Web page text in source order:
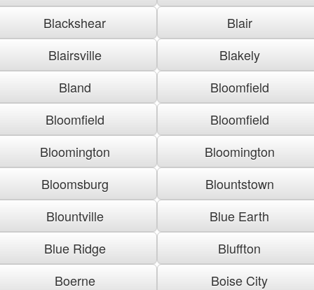
Blackshear
Blair
Blairsville
Blakely
Bland
Bloomfield
Bloomfield
Bloomfield
Bloomington
Bloomington
Bloomsburg
Blountstown
Blountville
Blue Earth
Blue Ridge
Bluffton
Boerne
Boise City